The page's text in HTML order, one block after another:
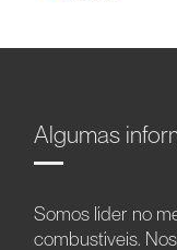
Algumas
Somos líder no
combustíveis.